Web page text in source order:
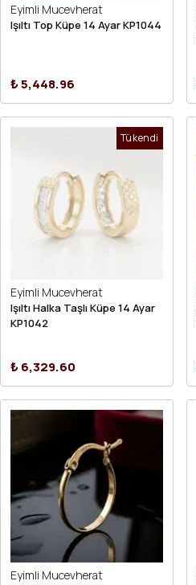
Eyimli Mucevherat
Işıltı Top Küpe 14 Ayar KP1044
₺ 5,448.96
Tükendi
Eyimli Mucevherat
Işıltı Halka Taşlı Küpe 14 Ayar
KP1042
₺ 6,329.60
Eyimli Mucevherat